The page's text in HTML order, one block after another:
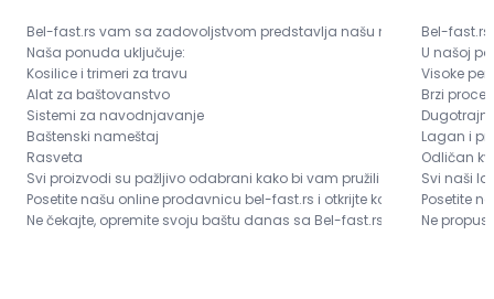
Bel-fast.rs vam sa zadovoljstvom predstavlja našu novu ponudu -
Naša ponuda uključuje:
Kosilice i trimeri za travu
Alat za baštovanstvo
Sistemi za navodnjavanje
Baštenski nameštaj
Rasveta
Svi proizvodi su pažljivo odabrani kako bi vam pružili najbolje
Posetite našu online prodavnicu bel-fast.rs i otkrijte kompletnu
Ne čekajte, opremite svoju baštu danas sa Bel-fast.rs!
Bel-
U našoj
Visoke
Brzi
Lagan i
Odličan
Svi naši
Posetite
Ne